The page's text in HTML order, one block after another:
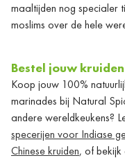
maaltijden nog specialer
moslims over de hele
Bestel jouw
Koop jouw 100%
marinades bij Natural
andere wereldkeukens?
specerijen voor Indiase
Chinese kruiden, of